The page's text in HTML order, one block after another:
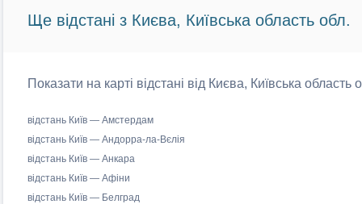
Ще відстані з Києва, Київська область обл.
Показати на карті відстані від Києва, Київська
відстань Київ — Амстердам
відстань Київ — Андорра-ла-Вєлія
відстань Київ — Анкара
відстань Київ — Афіни
відстань Київ — Белград